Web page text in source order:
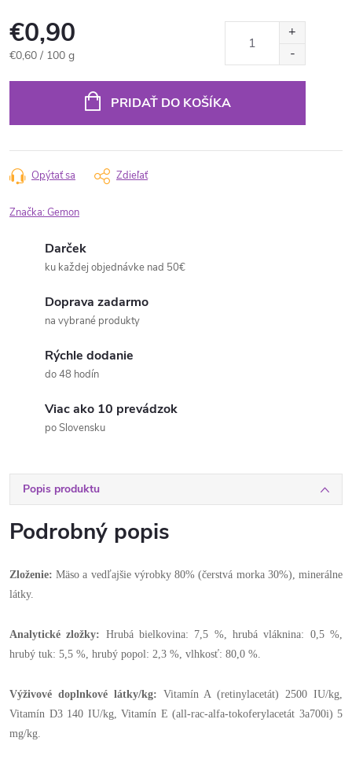
€0,90
Jednotková
€0,60 / 100 g
PRIDAŤ DO KOŠÍKA
Opýtať sa Zdieľať
Značka:Gemon
Darček
ku každej objednávke nad 50€
Doprava zadarmo
na vybrané produkty
Rýchle dodanie
do 48 hodín
Viac ako 10 prevádzok
po Slovensku
Popis produktu
Podrobný popis
Zloženie: Mäso a vedľajšie výrobky 80% (čerstvá morka 30%), minerálne
látky.
Analytické zložky: Hrubá bielkovina: 7,5 %, hrubá vláknina: 0,5 %,
hrubý tuk: 5,5 %, hrubý popol: 2,3 %, vlhkosť: 80,0 %.
Výživové doplnkové látky/kg: Vitamín A (retinylacetát) 2500 IU/kg,
Vitamín D3 140 IU/kg, Vitamín E (all-rac-alfa-tokoferylacetát 3a700i) 5
mg/kg.